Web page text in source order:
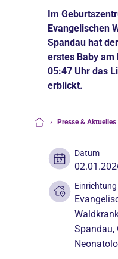
Im
Evangelischen
Spandau hat
erstes Baby am
05:47 Uhr das
erblickt.
› Presse & Aktuelles
Datum
Einrichtung
Spandau,